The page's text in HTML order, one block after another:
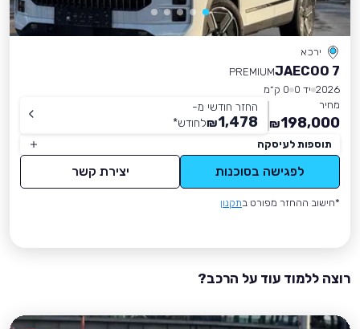
ירכא
JAECOO 7
PREMIUM
2026 יד 0
0 ק״מ
מחיר
198,000
₪
החזר חודשי מ-
1,478
₪לחודש*
תוספות לעיסקה
לפגישה בסוכנות יצירת קשר
*חישוב ההחזר מפורט בתקנון
רוצה ללמוד עוד על הרכב?